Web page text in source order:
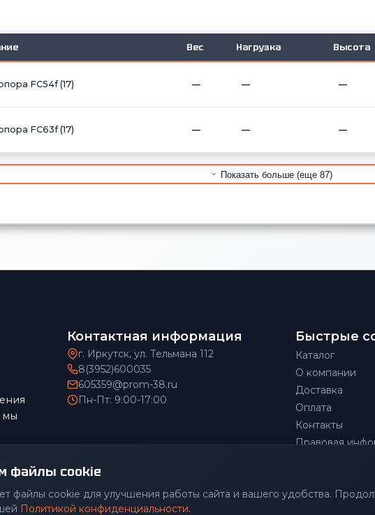
Вес Нагрузка Высота
FC54f (17) — — —
FC63f (17) — — —
Показать больше (еще 87)
файлы cookie
файлы cookie для улучшения работы сайта и вашего удобства.
Политикой конфиденциальности.
мы
Контактная информация
г. Иркутск, ул. Тельмана 112
8(3952)600035
605359@prom-38.ru
Пн-Пт: 9:00-17:00
Быстрые
Каталог
О компании
Доставка
Оплата
Контакты
Правовая